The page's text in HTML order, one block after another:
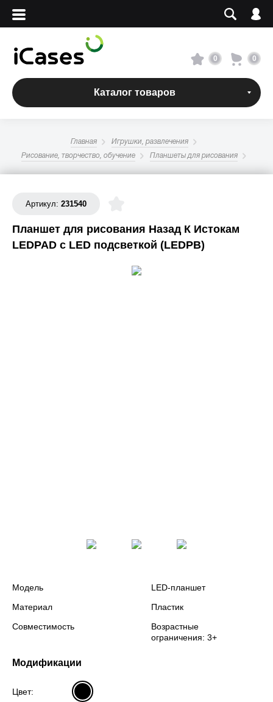
Вход
Сервисный центр
О магазине
Адреса магазинов
+7 495 960-31-54
+7 800 500-31-47
0 0
Каталог товаров
Главная Игрушки, развлечения
Рисование, творчество, обучение Планшеты для рисования
Артикул: 231540
Планшет для рисования Назад К Истокам
LEDPAD с LED подсветкой (LEDPB)
Модель
LED-планшет
Материал
Пластик
Совместимость
Возрастные
ограничения: 3+
Модификации
Цвет: